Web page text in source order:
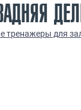
тренажеры для